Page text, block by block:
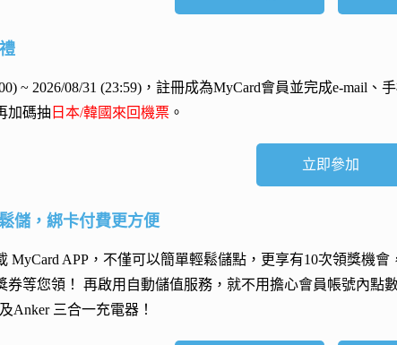
~ 2026/08/31 (23:59)，註冊成為MyCard會員並完成e-mail、
加碼抽 日本/韓國來回機票 。
立即參加
鬆儲，綁卡付費更方便
MyCard APP，不僅可以簡單輕鬆儲點，更享有10次領獎機會
券等您領！ 再啟用自動儲值服務 ，就不用擔心會員帳號內點
Anker 三合一充電器 ！